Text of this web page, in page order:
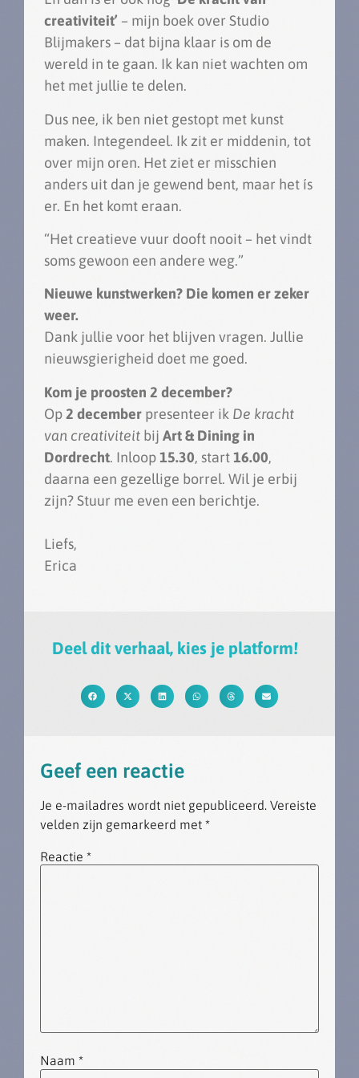
creativiteit’ – mijn boek over Studio
Blijmakers – dat bijna klaar is om de
wereld in te gaan. Ik kan niet wachten om
het met jullie te delen.
Dus nee, ik ben niet gestopt met kunst
maken. Integendeel. Ik zit er middenin, tot
over mijn oren. Het ziet er misschien
anders uit dan je gewend bent, maar het ís
er. En het komt eraan.
“Het creatieve vuur dooft nooit – het vindt
soms gewoon een andere weg.”
Nieuwe kunstwerken? Die komen er zeker
weer.
Dank jullie voor het blijven vragen. Jullie
nieuwsgierigheid doet me goed.
Kom je proosten 2 december?
Op2 december presenteer ik De kracht
van creativiteit bij Art & Dining in
Dordrecht. Inloop15.30, start16.00,
daarna een gezellige borrel. Wil je erbij
zijn? Stuur me even een berichtje.
Liefs,
Erica
Deel dit verhaal, kies je platform!
Geef een reactie
Je e-mailadres wordt niet gepubliceerd. Vereiste
velden zijn gemarkeerd met *
Reactie *
Naam *